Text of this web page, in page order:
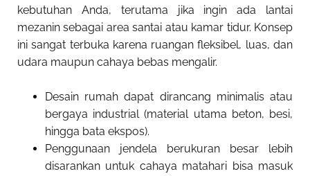
kebutuhan Anda, terutama jika ingin ada lantai
mezanin sebagai area santai atau kamar tidur. Konsep
ini sangat terbuka karena ruangan fleksibel, luas, dan
udara maupun cahaya bebas mengalir.
Desain rumah dapat dirancang minimalis atau
bergaya industrial (material utama beton, besi,
hingga bata ekspos).
Penggunaan jendela berukuran besar lebih
disarankan untuk cahaya matahari bisa masuk